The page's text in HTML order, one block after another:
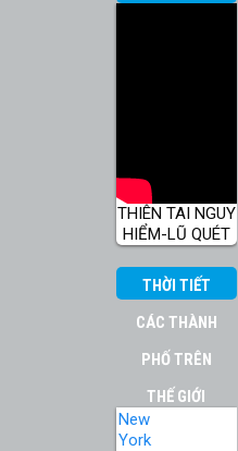
THIÊN TAI NGUY
HIỂM-LŨ QUÉT
THỜI TIẾT
CÁC THÀNH
PHỐ TRÊN
THẾ GIỚI
New
York